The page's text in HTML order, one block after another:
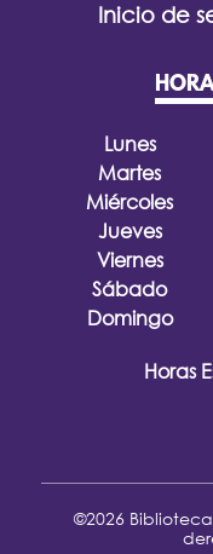
Inicio de
Lunes
Martes
Miércoles
Jueves
Viernes
Sábado
Domingo
Horas
©2026